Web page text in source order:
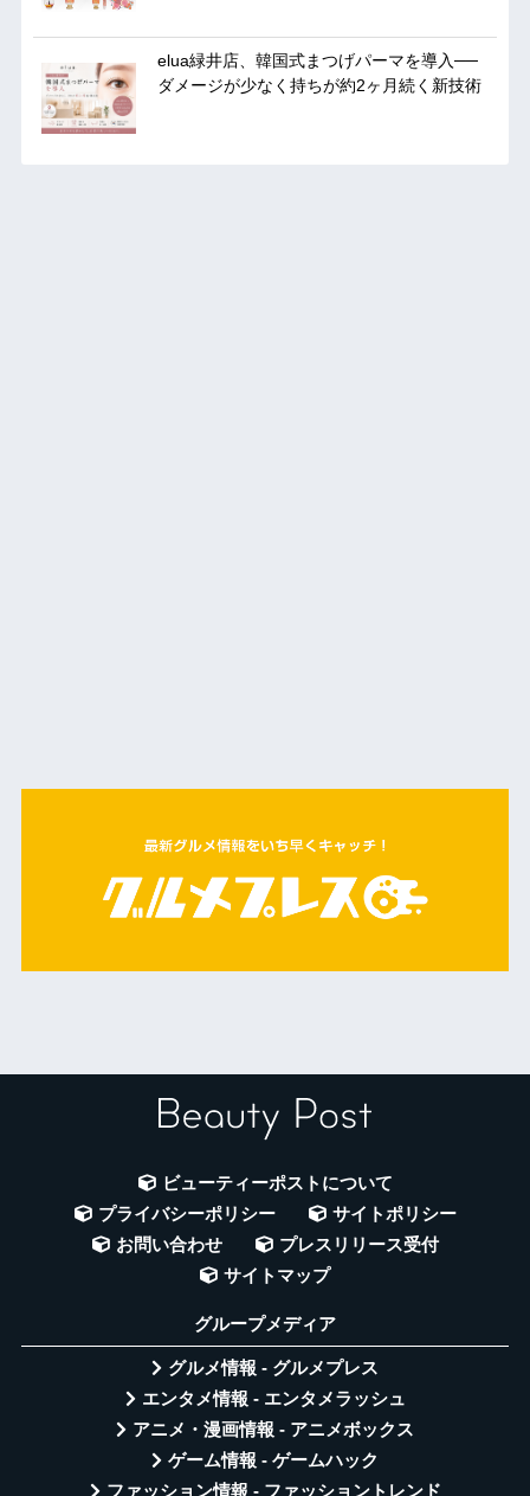
elua緑井店、韓国式まつげパーマを導入──
ダメージが少なく持ちが約2ヶ月続く新技術
ビューティーポストについて
プライバシーポリシー
サイトポリシー
お問い合わせ
プレスリリース受付
サイトマップ
グループメディア
グルメ情報 - グルメプレス
エンタメ情報 - エンタメラッシュ
アニメ・漫画情報 - アニメボックス
ゲーム情報 - ゲームハック
ファッション情報 - ファッショントレンド